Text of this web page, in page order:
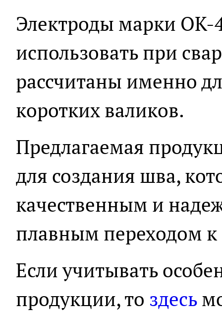
Электроды марки ОК-
использовать при
рассчитаны именно
коротких валиков.
Предлагаемая
для создания шва,
качественным и
плавным переходом к
Если учитывать
продукции, то здесь